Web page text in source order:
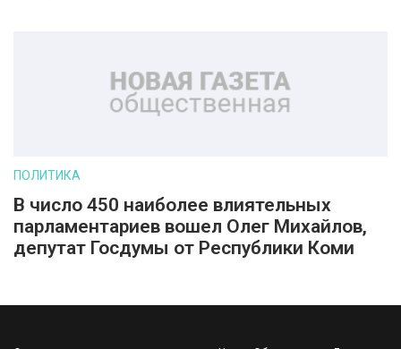
ПОЛИТИКА
В число 450 наиболее влиятельных
парламентариев вошел Олег Михайлов,
депутат Госдумы от Республики Коми